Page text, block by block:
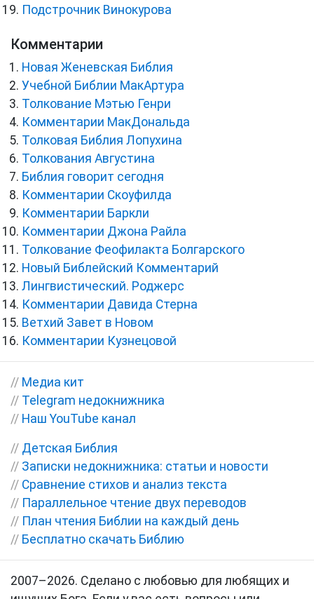
Подстрочник Винокурова
Комментарии
Новая Женевская Библия
Учебной Библии МакАртура
Толкование Мэтью Генри
Комментарии МакДональда
Толковая Библия Лопухина
Толкования Августина
Библия говорит сегодня
Комментарии Скоуфилда
Комментарии Баркли
Комментарии Джона Райла
Толкование Феофилакта Болгарского
Новый Библейский Комментарий
Лингвистический. Роджерс
Комментарии Давида Стерна
Ветхий Завет в Новом
Комментарии Кузнецовой
// Медиа кит
// Telegram недокнижника
// Наш YouTube канал
// Детская Библия
// Записки недокнижника: статьи и новости
// Сравнение стихов и анализ текста
// Параллельное чтение двух переводов
// План чтения Библии на каждый день
// Бесплатно скачать Библию
2007–2026. Сделано с любовью для любящих и